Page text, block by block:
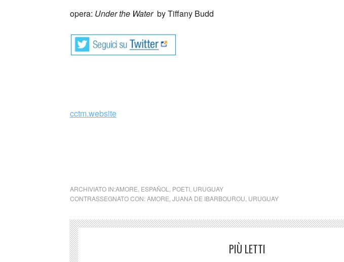
opera: Under the Water by Tiffany Budd
cctm.website
ARCHIVIATO IN:AMORE ESPAÑOL POETI URUGUAY
CONTRASSEGNATO CON:AMORE JUANA DE IBARBOUROU URUGUAY
PIÙ LETTI